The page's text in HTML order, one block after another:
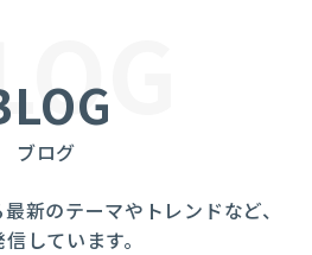
ブログ
新のテーマやトレンドなど、
しています。